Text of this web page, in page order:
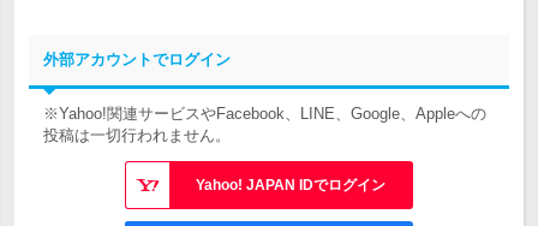
外部アカウントでログイン
※Yahoo!関連サービスやFacebook、LINE、Google、Appleへの
投稿は一切行われません。
Yahoo! JAPAN IDでログイン